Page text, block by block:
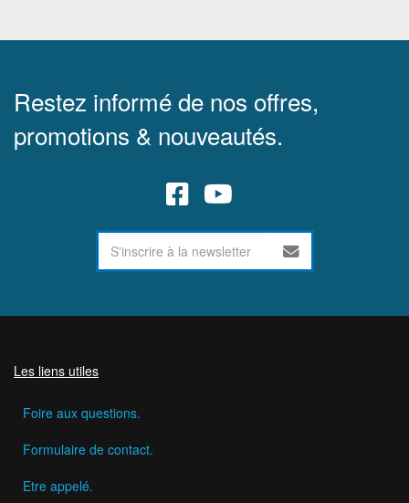
Restez informé de nos offres,
promotions & nouveautés.
Les liens utiles
Foire aux questions.
Formulaire de contact.
Etre appelé.